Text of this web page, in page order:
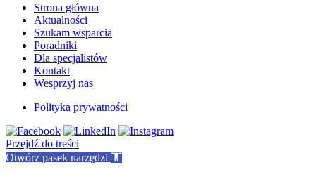
Strona główna
Aktualności
Szukam wsparcia
Poradniki
Dla specjalistów
Kontakt
Wesprzyj nas
Polityka prywatności
Przejdź do treści
Otwórz pasek narzędzi